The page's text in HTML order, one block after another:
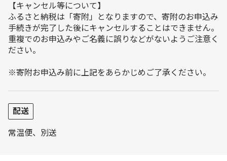
【キャンセル等について】
ふるさと納税は「寄附」となりますので、寄附のお申込み
手続きが完了した後にキャンセルすることはできません。
重複でのお申込みやご名義に誤りなどがないようご注意く
ださい。
※寄附お申込み前に上記をあらかじめご了承ください。
配送
常温便、別送